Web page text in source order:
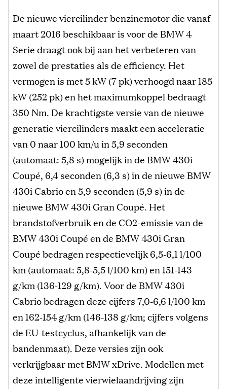
De nieuwe viercilinder benzinemotor die vanaf
maart 2016 beschikbaar is voor de BMW 4
Serie draagt ook bij aan het verbeteren van
zowel de prestaties als de efficiency. Het
vermogen is met 5 kW (7 pk) verhoogd naar 185
kW (252 pk) en het maximumkoppel bedraagt
350 Nm. De krachtigste versie van de nieuwe
generatie viercilinders maakt een acceleratie
van 0 naar 100 km/u in 5,9 seconden
(automaat: 5,8 s) mogelijk in de BMW 430i
Coupé, 6,4 seconden (6,3 s) in de nieuwe BMW
430i Cabrio en 5,9 seconden (5,9 s) in de
nieuwe BMW 430i Gran Coupé. Het
brandstofverbruik en de CO2-emissie van de
BMW 430i Coupé en de BMW 430i Gran
Coupé bedragen respectievelijk 6,5-6,1 l/100
km (automaat: 5,8-5,5 l/100 km) en 151-143
g/km (136-129 g/km). Voor de BMW 430i
Cabrio bedragen deze cijfers 7,0-6,6 l/100 km
en 162-154 g/km (146-138 g/km; cijfers volgens
de EU-testcyclus, afhankelijk van de
bandenmaat). Deze versies zijn ook
verkrijgbaar met BMW xDrive. Modellen met
deze intelligente vierwielaandrijving zijn